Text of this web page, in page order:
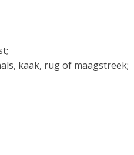
kaak, rug of maagstreek;